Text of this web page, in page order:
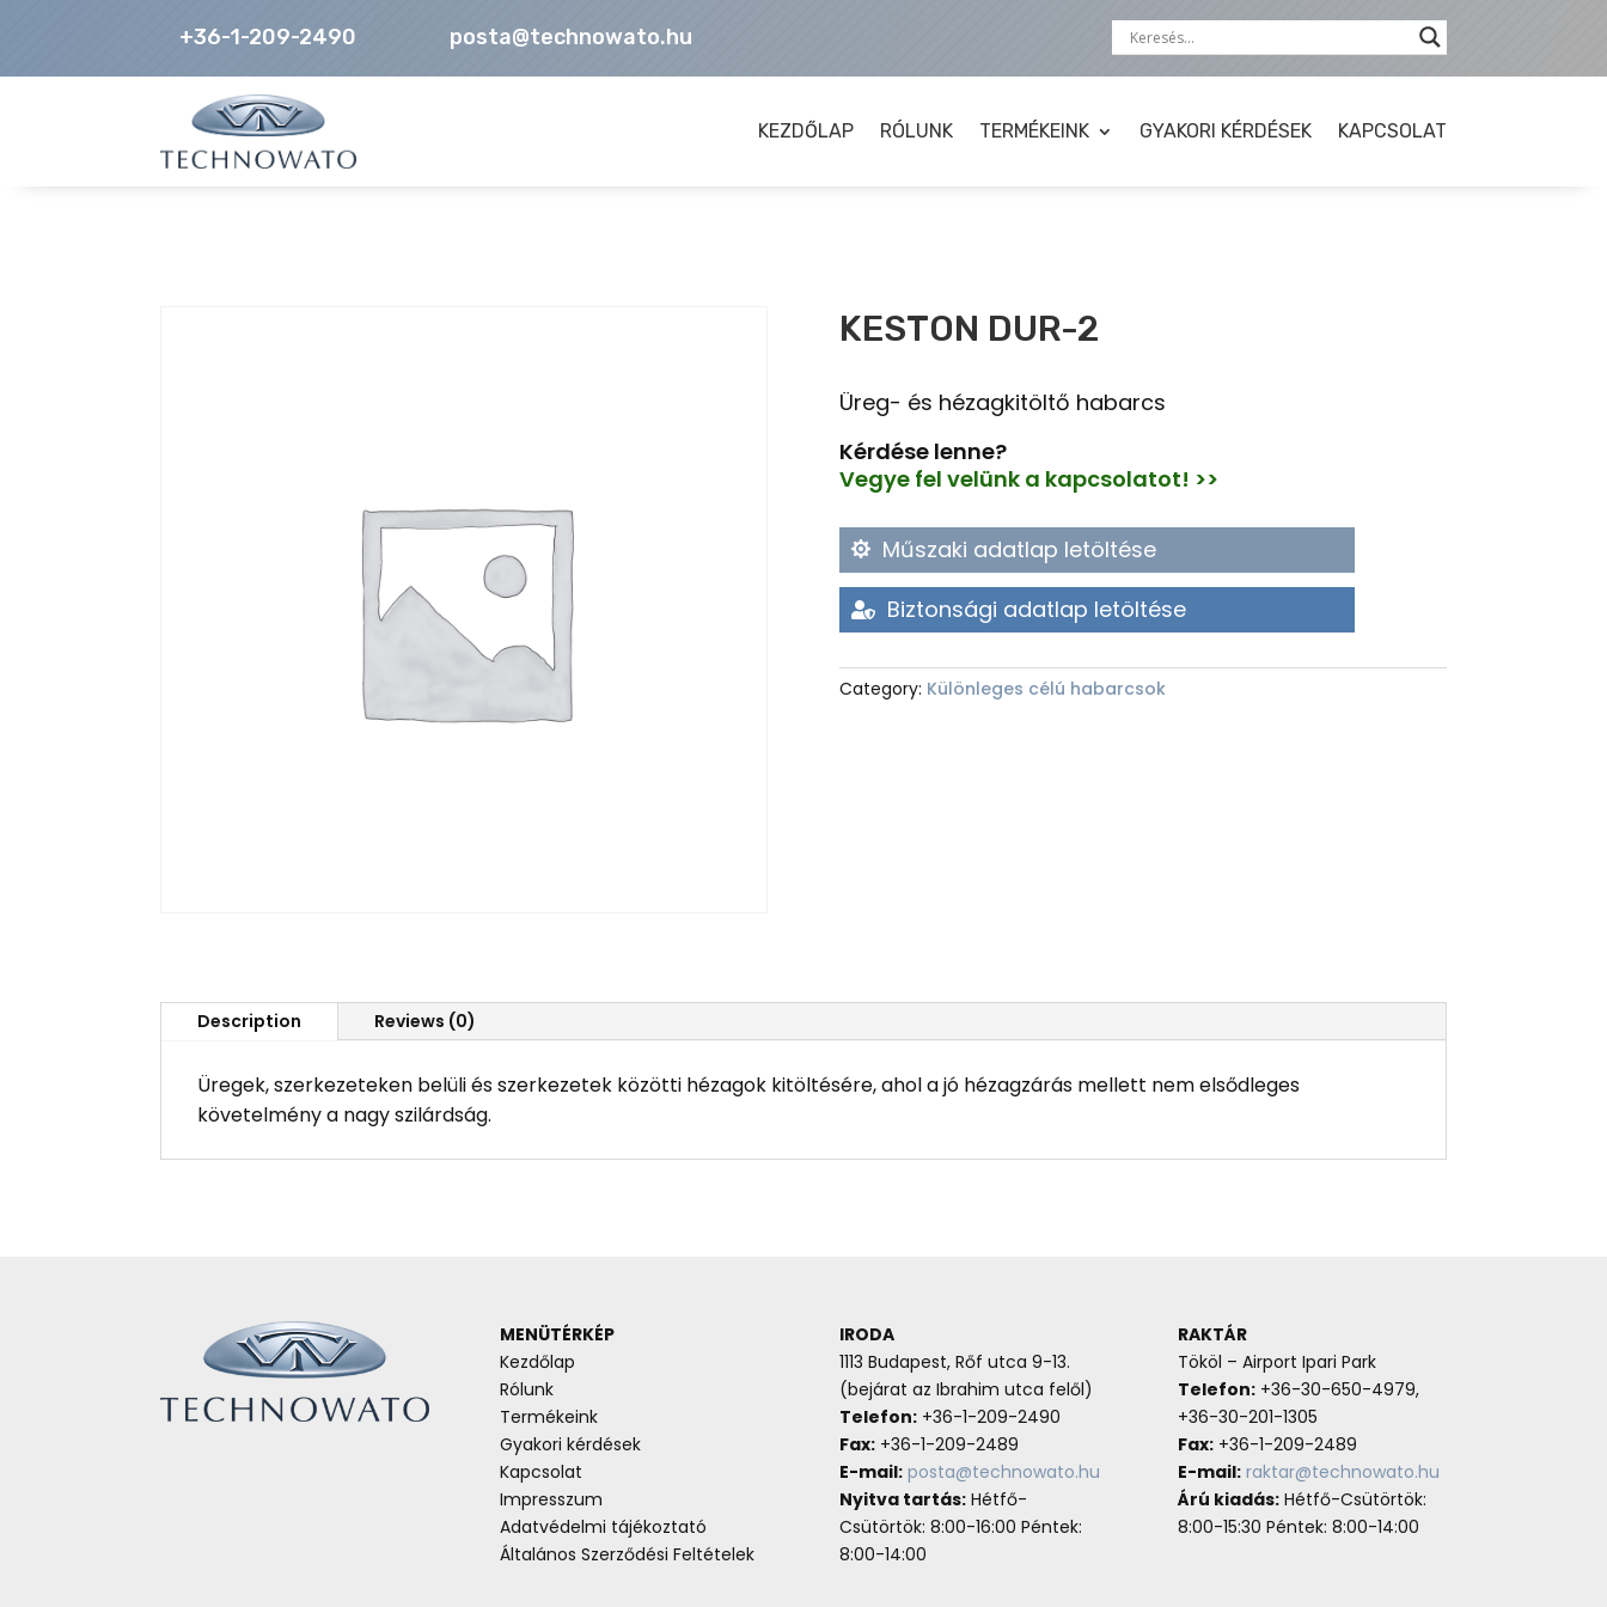
+36-1-209-2490 posta@technowato.hu
KEZDŐLAP RÓLUNK TERMÉKEINK GYAKORI KÉRDÉSEK KAPCSOLAT
KESTON DUR-2
Üreg- és hézagkitöltő habarcs
Kérdése lenne?
Vegye fel velünk a kapcsolatot! >>
Műszaki adatlap letöltése
Biztonsági adatlap letöltése
Category: Különleges célú habarcsok
Description Reviews (0)
Üregek, szerkezeteken belüli és szerkezetek közötti hézagok kitöltésére, ahol a jó hézagzárás mellett nem elsődleges
követelmény a nagy szilárdság.
MENÜTÉRKÉP
Kezdőlap
Rólunk
Termékeink
Gyakori kérdések
Kapcsolat
Impresszum
Adatvédelmi tájékoztató
Általános Szerződési Feltételek
IRODA
1113 Budapest, Rőf utca 9-13.
(bejárat az Ibrahim utca felől)
Telefon:+36-1-209-2490
Fax:+36-1-209-2489
E-mail: posta@technowato.hu
Nyitva tartás:Hétfő-
Csütörtök: 8:00-16:00 Péntek:
8:00-14:00
RAKTÁR
Tököl – Airport Ipari Park
Telefon: +36-30-650-4979,
+36-30-201-1305
Fax: +36-1-209-2489
E-mail: raktar@technowato.hu
Árú kiadás: Hétfő-Csütörtök:
8:00-15:30 Péntek: 8:00-14:00